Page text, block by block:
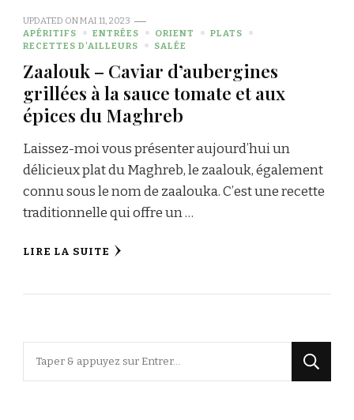
UPDATED ONMAI 11, 2023
APÉRITIFS
ENTRÉES ORIENT
PLATS
RECETTES D'AILLEURS
SALÉE
Zaalouk – Caviar d’aubergines
grillées à la sauce tomate et aux
épices du Maghreb
Laissez-moi vous présenter aujourd’hui un
délicieux plat du Maghreb, le zaalouk, également
connu sous le nom de zaalouka. C’est une recette
traditionnelle qui offre un …
LIRE LA SUITE